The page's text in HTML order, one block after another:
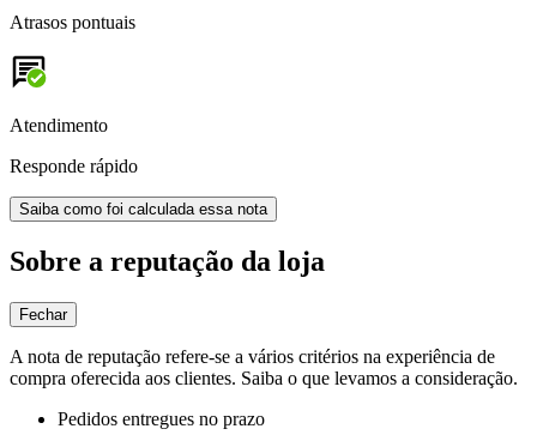
Atrasos pontuais
Atendimento
Responde rápido
Saiba como foi calculada essa nota
Sobre a reputação da loja
Fechar
A nota de reputação refere-se a vários critérios na experiência de
compra oferecida aos clientes. Saiba o que levamos a consideração.
Pedidos entregues no prazo